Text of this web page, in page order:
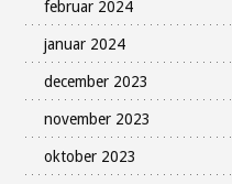
februar 2024
januar 2024
december 2023
november 2023
oktober 2023